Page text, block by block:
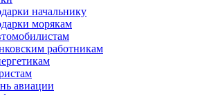
начальнику
морякам
работникам
авиации